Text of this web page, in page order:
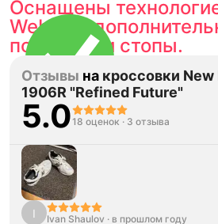
Тройная гарантия
оригинальности
Товар сертифицирован и
Проверяем на оригинальность
по 16 параметрам.
Если придёт подделка — вернём
в трёхкратном размере.
Как мы провеяем товары
Оснащены
Web для
поддержки стопы.
Отзывы на кроссовки New
1906R "Refined Future"
5.018 оценок · 3 отзыва
I Ivan Shaulov · в прошлом году